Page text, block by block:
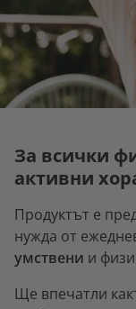
За всички
активни
Продуктът е
нужда от
умствени и
Ще впечатли